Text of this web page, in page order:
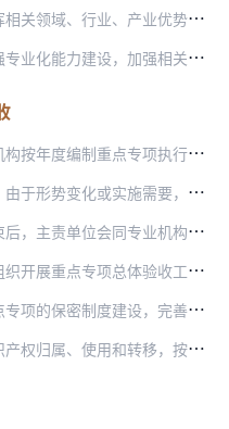
条件，协调调动各方面政策和资源，通过场景构建、政府采购、金融支持等方式，加快推动项目成果转…
理制度和主责单位要求，制定适合专项特点的管理工作方案，做好项目管理具体工作，提升项目管理质…
前报送科技部；执行期5年及以上的重点专项，于专项实施中期年份报送中期执行情况报告。
算）进行重大调整或终止专项执行的，主责单位报科技部、财政部审核，按程序报批。
施情况进行总结，于专项执行期结束6个月内形成重点专项总结报告报科技部。
、组织管理水平、支撑经济社会发展效果与影响等作出全面评价，形成重点专项总体验收评价报告，按…
敏感信息和国家秘密的专项项目及其成果，应按有关规定执行并严格管理，分级分类做好信息安全管理…
行。为了国家安全、国家利益和重大社会公共利益的需要，国家可许可他人有偿实施或者无偿实施项目…